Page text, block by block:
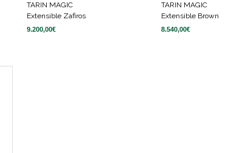
TARIN MAGIC
Extensible Zafiros
9.200,00€
TARIN MAGIC
Extensible Brown
8.540,00€